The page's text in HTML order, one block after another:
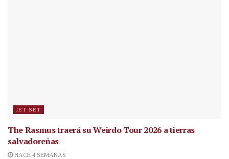
JET SET
The Rasmus traerá su Weirdo Tour 2026 a tierras
salvadoreñas
HACE 4 SEMANAS